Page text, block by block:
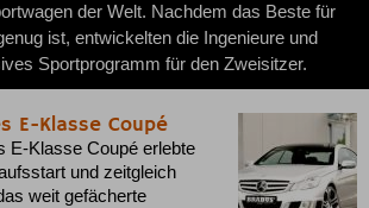
der Welt. Nachdem das Beste für
ist, entwickelten die Ingenieure und
Sportprogramm für den Zweisitzer.
E-Klasse Coupé
E-Klasse Coupé erlebte
und zeitgleich
weit gefächerte